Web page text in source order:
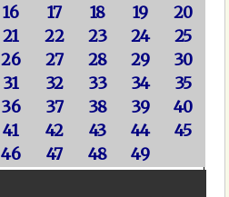
16
17 18 19
20
21
22 23 24
25
26
27 28 29
30
31
32 33 34
35
36
37 38 39
40
41
42 43 44
45
46
47 48 49